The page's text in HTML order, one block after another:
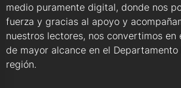
medio puramente digital, donde nos
fuerza y gracias al apoyo y
nuestros lectores, nos convertimos en
de mayor alcance en el Departamento
región.